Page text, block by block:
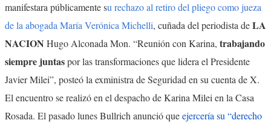
manifestara públicamente su rechazo al retiro del pliego como jueza
de la abogada María Verónica Michelli, cuñada del periodista deLA
NACION Hugo Alconada Mon. “Reunión con Karina, trabajando
siempre juntaspor las transformaciones que lidera el Presidente
Javier Milei”, posteó la exministra de Seguridad en su cuenta de X.
El encuentro se realizó en el despacho de Karina Milei en la Casa
Rosada. El pasado lunes Bullrich anunció queejercería su “derecho